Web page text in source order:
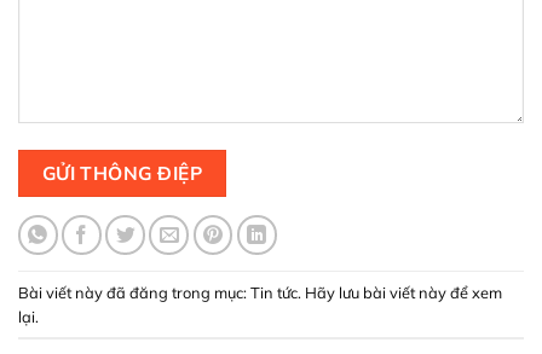
Bài viết này đã đăng trong mục:Tin tức. Hãy lưu bài viết này để xem
lại.